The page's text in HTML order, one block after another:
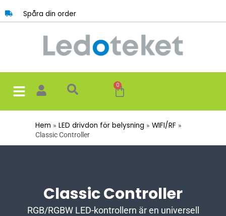
till
Spåra din order
0
Varukorg
Hem LED drivdon för belysning WIFI/RF
Classic Controller
Classic Controller
RGB/RGBW LED-kontrollern är en universell